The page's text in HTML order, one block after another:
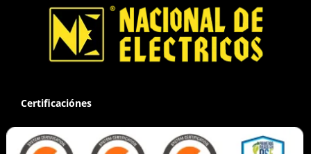
Certificaciónes